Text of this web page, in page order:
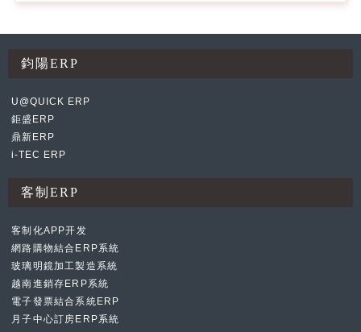
鈞陽ERP
U@QUICK ERP
鉅盛ERP
鼎新ERP
i-TEC ERP
客制ERP
客制化APP开发
網路購物結合ERP系統
玻璃明鏡加工製造系統
越南進銷存ERP系統
電子發票結合系統ERP
月子中心訂房ERP系統